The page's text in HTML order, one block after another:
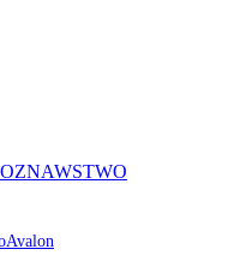
Avalon